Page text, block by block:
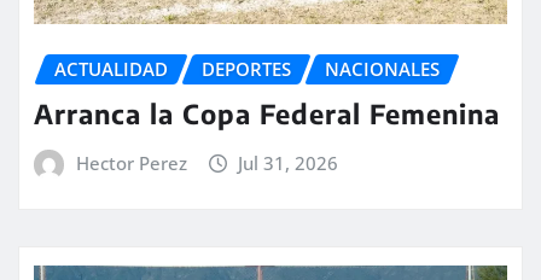
ACTUALIDAD DEPORTES NACIONALES
Arranca la Copa Federal Femenina
Hector Perez Jul 31, 2026